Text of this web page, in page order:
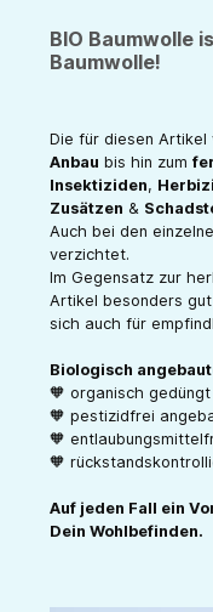
BIO Baumwolle
Baumwolle!
Die für diesen Artikel
Anbau bis hin zum
Insektiziden,
Zusätzen &
Auch bei den
verzichtet.
Im Gegensatz zur
Artikel besonders
sich auch für
Biologisch
🧡 organisch gedüngt
🧡 pestizidfrei
🧡
🧡
Auf jeden Fall ein
Dein Wohlbefinden.